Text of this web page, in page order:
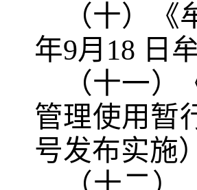
（十）
年9月 18 日
（十一）
管理使用暂
号发布实施